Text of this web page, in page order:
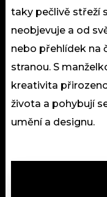
taky pečlivě střeží
neobjevuje a od
nebo přehlídek na
stranou. S
kreativita
života a pohybují
umění a designu.